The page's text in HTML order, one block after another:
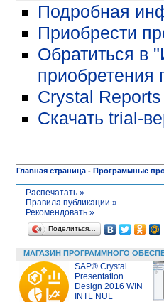
Подробная
Приобрести
Обратиться в
приобретения
Crystal
Скачать trial-
Главная страница - Программные
Распечатать »
Правила публикации »
Рекомендовать »
Поделиться…
МАГАЗИН ПРОГРАММНОГО
SAP® Crystal
Presentation
Design 2016 WIN
INTL NUL